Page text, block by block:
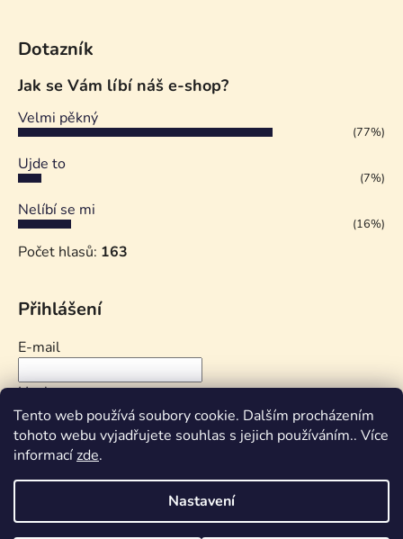
Tento web používá soubory cookie. Dalším procházením
tohoto webu vyjadřujete souhlas s jejich používáním.. Více
informacízde.
Nastavení
Dotazník
Jak se Vám líbí náš e-shop?
Velmi pěkný
(77%)
Ujde to
(7%)
Nelíbí se mi
(16%)
Počet hlasů: 163
Přihlášení
E-mail
Heslo
PŘIHLÁSIT SE
Nová registraceZapomenuté heslo